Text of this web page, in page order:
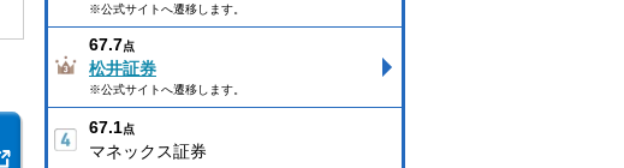
※公式サイトへ遷移します。
67.7点
松井証券
※公式サイトへ遷移します。
67.1点
マネックス証券